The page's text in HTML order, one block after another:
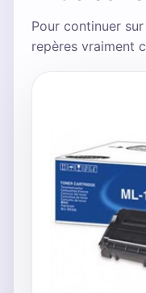
Pour continuer
repères vraiment